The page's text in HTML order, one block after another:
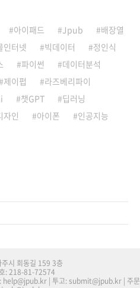
아이패드 Jpub
배장열
인터넷 빅데이터
정인식
파이썬
데이터분석
제이펍
라즈베리파이
챗GPT
딥러닝
자인 아이폰 인공지능
시 회동길 159 3층
: 218-81-72574
help@jpub.kr | 투고: submit@jpub.kr | 주문